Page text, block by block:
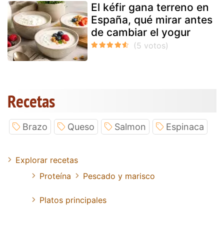
El kéfir gana terreno en
España, qué mirar antes
de cambiar el yogur
Recetas
Brazo Queso Salmon Espinaca
Explorar recetas
Proteína
Pescado y marisco
Platos principales